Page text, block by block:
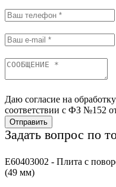
Даю согласие на
соответствии с ФЗ №152
Отправить
Задать вопрос по
E60403002 - Плита с
(49 мм)